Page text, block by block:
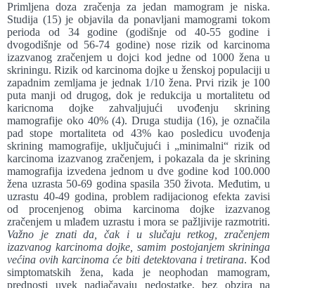
Primljena doza zračenja za jedan mamogram je niska.
Studija (15) je objavila da ponavljani mamogrami tokom
perioda od 34 godine (godišnje od 40-55 godine i
dvogodišnje od 56-74 godine) nose rizik od karcinoma
izazvanog zračenjem u dojci kod jedne od 1000 žena u
skriningu. Rizik od karcinoma dojke u ženskoj populaciji u
zapadnim zemljama je jednak 1/10 žena. Prvi rizik je 100
puta manji od drugog, dok je redukcija u mortalitetu od
karicnoma dojke zahvaljujući uvođenju skrining
mamografije oko 40% (4). Druga studija (16), je označila
pad stope mortaliteta od 43% kao posledicu uvođenja
skrining mamografije, uključujući i „minimalni“ rizik od
karcinoma izazvanog zračenjem, i pokazala da je skrining
mamografija izvedena jednom u dve godine kod 100.000
žena uzrasta 50-69 godina spasila 350 života. Međutim, u
uzrastu 40-49 godina, problem radijacionog efekta zavisi
od procenjenog obima karcinoma dojke izazvanog
zračenjem u mlađem uzrastu i mora se pažljivije razmotriti.
Važno je znati da, čak i u slučaju retkog, zračenjem
izazvanog karcinoma dojke, samim postojanjem skrininga
većina ovih karcinoma će biti detektovana i tretirana. Kod
simptomatskih žena, kada je neophodan mamogram,
prednosti uvek nadjačavaju nedostatke, bez obzira na